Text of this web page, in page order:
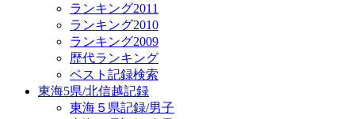
ランキング2011
ランキング2010
ランキング2009
歴代ランキング
ベスト記録検索
東海5県/北信越記録
東海５県記録/男子